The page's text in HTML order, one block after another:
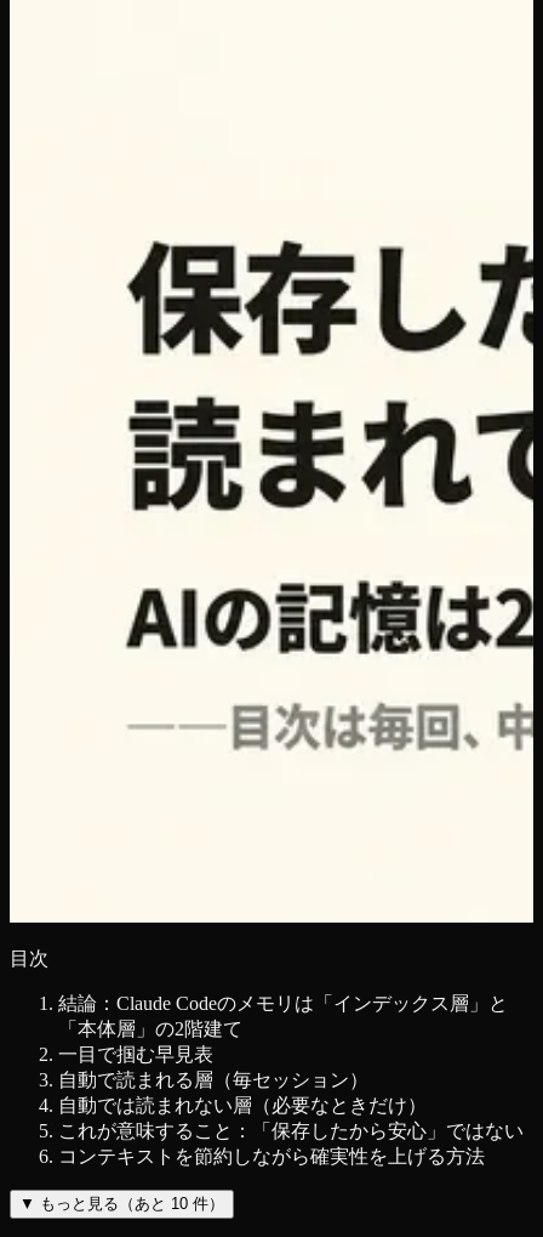
目次
結論：Claude Codeのメモリは「インデックス層」と
「本体層」の2階建て
一目で掴む早見表
自動で読まれる層（毎セッション）
自動では読まれない層（必要なときだけ）
これが意味すること：「保存したから安心」ではない
コンテキストを節約しながら確実性を上げる方法
▼ もっと見る（あと 10 件）